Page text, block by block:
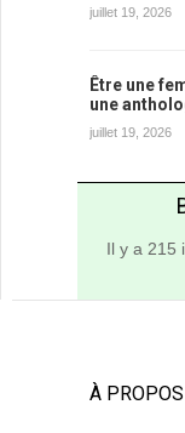
juillet 19, 2026
Être une
une
juillet 19, 2026
Il y a 215
À PROPOS